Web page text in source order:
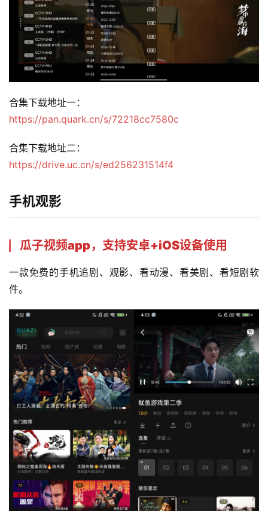
合集下载地址一：
https://pan.quark.cn/s/72218cc7580c
合集下载地址二：
https://drive.uc.cn/s/ed256231514f4
手机观影
瓜子视频app，支持安卓+iOS设备使用
一款免费的手机追剧、观影、看动漫、看美剧、看短剧软
件。